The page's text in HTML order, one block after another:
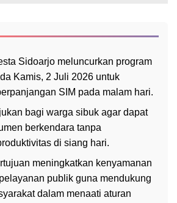
Sidoarjo meluncurkan program
Kamis, 2 Juli 2026 untuk
SIM pada malam hari.
bagi warga sibuk agar dapat
berkendara tanpa
di siang hari.
meningkatkan kenyamanan
publik guna mendukung
dalam menaati aturan